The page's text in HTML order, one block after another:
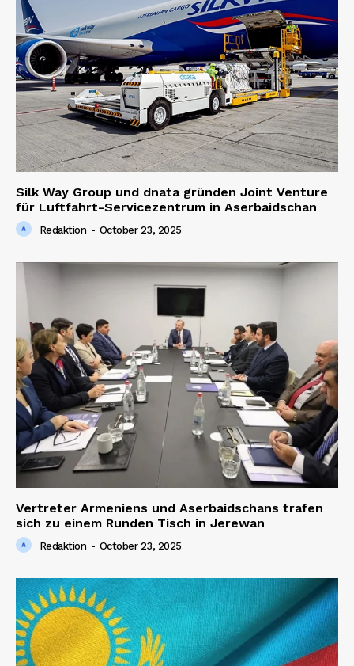
Silk Way Group und dnata gründen Joint Venture
für Luftfahrt-Servicezentrum in Aserbaidschan
Redaktion - October 23, 2025
Vertreter Armeniens und Aserbaidschans trafen
sich zu einem Runden Tisch in Jerewan
Redaktion - October 23, 2025